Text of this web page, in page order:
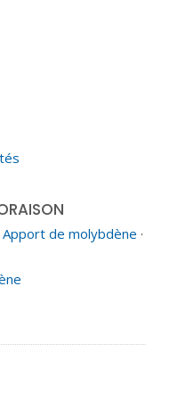
Apport de molybdène ·